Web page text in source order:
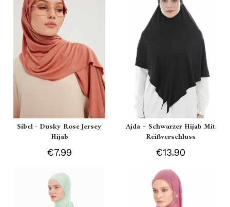
Sibel - Dusky Rose Jersey
Hijab
€7.99
Ajda – Schwarzer Hijab Mit
Reißverschluss
€13.90